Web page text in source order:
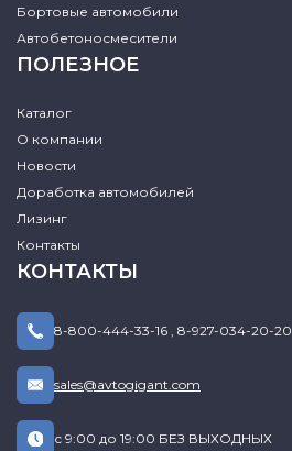
Бортовые автомобили
Автобетоносмесители
ПОЛЕЗНОЕ
Каталог
О компании
Новости
Доработка автомобилей
Лизинг
Контакты
КОНТАКТЫ
8-800-444-33-16 , 8-927-034-20-20
sales@avtogigant.com
с 9:00 до 19:00 БЕЗ ВЫХОДНЫХ